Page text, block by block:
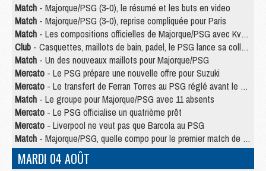
Match - Majorque/PSG (3-0), le résumé et les buts en video
Match - Majorque/PSG (3-0), reprise compliquée pour Paris
Match - Les compositions officielles de Majorque/PSG avec Kvara et de nombreux jeunes
Club - Casquettes, maillots de bain, padel, le PSG lance sa collection été
Match - Un des nouveaux maillots pour Majorque/PSG
Mercato - Le PSG prépare une nouvelle offre pour Suzuki
Mercato - Le transfert de Ferran Torres au PSG réglé avant le 12 août ?
Match - Le groupe pour Majorque/PSG avec 11 absents
Mercato - Le PSG officialise un quatrième prêt
Mercato - Liverpool ne veut pas que Barcola au PSG
Match - Majorque/PSG, quelle compo pour le premier match de la saison 2026/27 ?
MARDI 04 AOÛT